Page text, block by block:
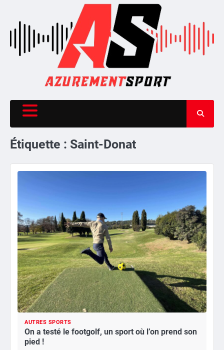
content
Étiquette : Saint-Donat
AUTRES SPORTS
On a testé le footgolf, un sport où l’on prend son
pied !